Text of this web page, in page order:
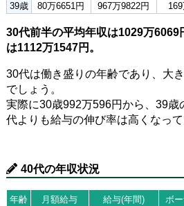
39歳
80万6651円 967万9822円
30代前半の平均年収は1029万6069
は1112万1547円。
30代は働き盛りの年齢であり、大
でしょう。
実際に30歳992万596円から、39歳
代よりも給与の伸び率は高くなって
40代の年収状況
年齢 月額給与 給与(年間) ボ